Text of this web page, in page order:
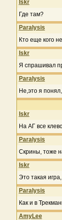
Iskr
Где там?
Paralysis
Кто еще кого
Iskr
Я спрашивал
Paralysis
Не,это я
Iskr
На АГ все
Paralysis
Скрины, тоже
Iskr
Это такая
Paralysis
Как и в
AmyLee